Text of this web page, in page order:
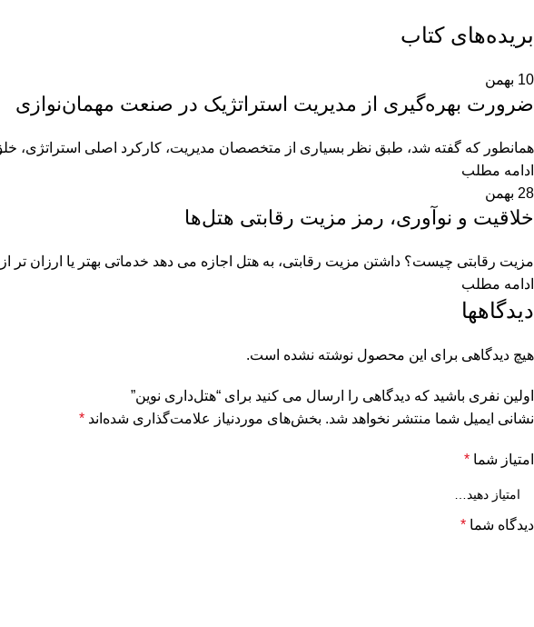
بریده‌های کتاب
10 بهمن
ضرورت بهره‌گیری از مدیریت استراتژیک در صنعت مهمان‌نوازی
همانطور که گفته شد، طبق نظر بسیاری از متخصصان مدیریت، کارکرد اصلی استراتژی،
ادامه مطلب
28 بهمن
خلاقیت و نوآوری، رمز مزیت رقابتی هتل‌ها
مزیت رقابتی چیست؟ داشتن مزیت رقابتی، به هتل اجازه می دهد خدماتی بهتر یا ارزان تر از
ادامه مطلب
دیدگاهها
هیچ دیدگاهی برای این محصول نوشته نشده است.
اولین نفری باشید که دیدگاهی را ارسال می کنید برای “هتل‌داری نوین”
نشانی ایمیل شما منتشر نخواهد شد. بخش‌های موردنیاز علامت‌گذاری شده‌اند *
امتیاز شما *
دیدگاه شما *